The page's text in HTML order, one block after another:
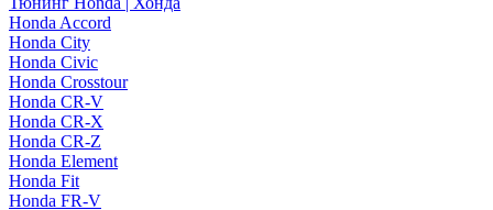
Honda Accord
Honda City
Honda Civic
Honda Crosstour
Honda CR-V
Honda CR-X
Honda CR-Z
Honda Element
Honda Fit
Honda FR-V